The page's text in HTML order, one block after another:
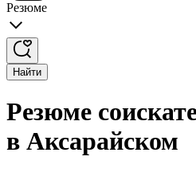
Резюме
Найти
Резюме
в Аксарайском